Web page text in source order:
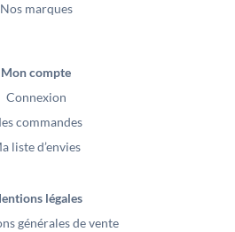
Nos marques
Mon compte
Connexion
commandes
liste d’envies
légales
générales de vente